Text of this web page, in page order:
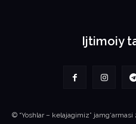
Ijtimoiy
© “Yoshlar – kelajagimiz”